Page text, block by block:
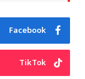
Facebook
TikTok